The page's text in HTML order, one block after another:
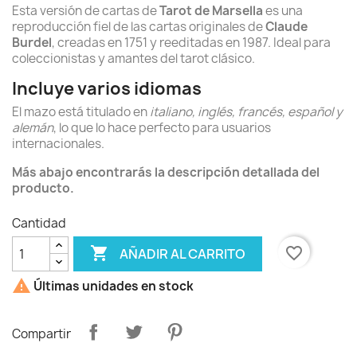
Esta versión de cartas deTarot de Marsellaes una
reproducción fiel de las cartas originales deClaude
Burdel, creadas en 1751 y reeditadas en 1987. Ideal para
coleccionistas y amantes del tarot clásico.
Incluye varios idiomas
El mazo está titulado enitaliano, inglés, francés, español y
alemán, lo que lo hace perfecto para usuarios
internacionales.
Más abajo encontrarás la descripción detallada del
producto.
Cantidad
 AÑADIR AL CARRITO
favorite_border
 Últimas unidades en stock
Compartir